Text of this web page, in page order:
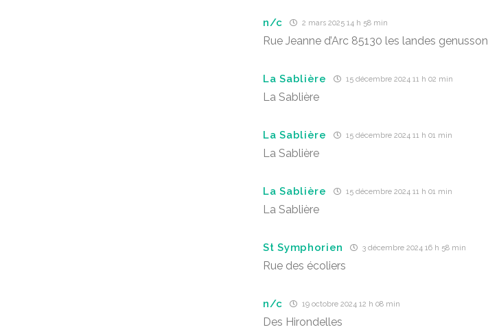
n/c 2 mars 2025 14 h 58 min
Rue Jeanne d’Arc 85130 les landes genusson
La Sablière 15 décembre 2024 11 h 02 min
La Sablière
La Sablière 15 décembre 2024 11 h 01 min
La Sablière
La Sablière 15 décembre 2024 11 h 01 min
La Sablière
St Symphorien 3 décembre 2024 16 h 58 min
Rue des écoliers
n/c 19 octobre 2024 12 h 08 min
Des Hirondelles